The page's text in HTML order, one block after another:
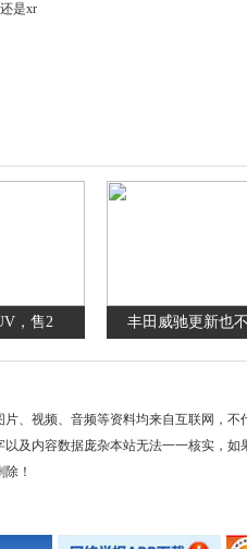
是xr
，售2 丰田威驰更新也
、视频、音频等资料均来自互联网，
及内容数据庞杂本站无法一一核实，
！